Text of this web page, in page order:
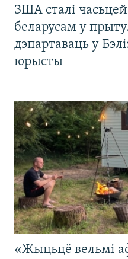
ЗША сталі
беларусам у
дэпартаваць у
юрысты
«Жыцьцё вельмі